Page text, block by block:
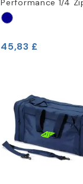
Performance 1/4
45,83 £